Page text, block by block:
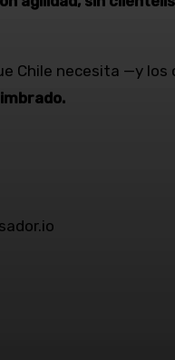
Chile necesita —y